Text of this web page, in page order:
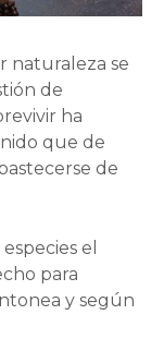
naturaleza se
de
ha
que de
de
el
para
y según